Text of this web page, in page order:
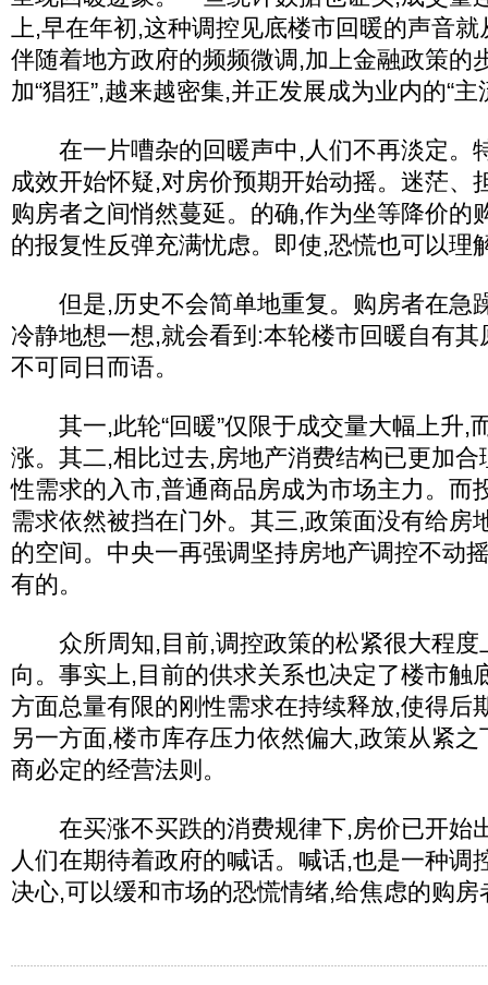
上,早在年初,这种调控见底楼市回暖的声音
伴随着地方政府的频频微调,加上金融政策的
加“猖狂”,越来越密集,并正发展成为业内的“主
在一片嘈杂的回暖声中,人们不再淡定。
成效开始怀疑,对房价预期开始动摇。迷茫、
购房者之间悄然蔓延。的确,作为坐等降价的
的报复性反弹充满忧虑。即使,恐慌也可以理
但是,历史不会简单地重复。购房者在急
冷静地想一想,就会看到:本轮楼市回暖自有
不可同日而语。
其一,此轮“回暖”仅限于成交量大幅上升,
涨。其二,相比过去,房地产消费结构已更加
性需求的入市,普通商品房成为市场主力。而
需求依然被挡在门外。其三,政策面没有给房
的空间。中央一再强调坚持房地产调控不动
有的。
众所周知,目前,调控政策的松紧很大程度
向。事实上,目前的供求关系也决定了楼市触
方面总量有限的刚性需求在持续释放,使得后
另一方面,楼市库存压力依然偏大,政策从紧之
商必定的经营法则。
在买涨不买跌的消费规律下,房价已开始
人们在期待着政府的喊话。喊话,也是一种调
决心,可以缓和市场的恐慌情绪,给焦虑的购